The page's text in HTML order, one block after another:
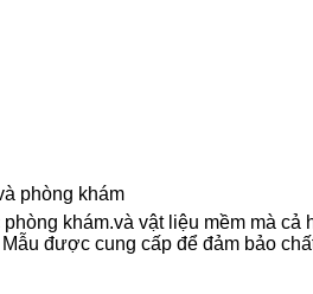
phòng khám
khám.và vật liệu mềm mà
được cung cấp để đảm bảo